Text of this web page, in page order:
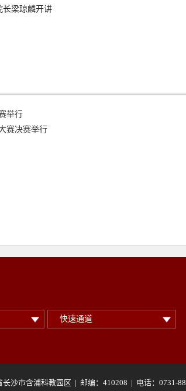
长梁琼麟开讲
举行
赛决赛举行
快速通道
沙市含浦科教园区 | 邮编：410208 | 电话：0731-